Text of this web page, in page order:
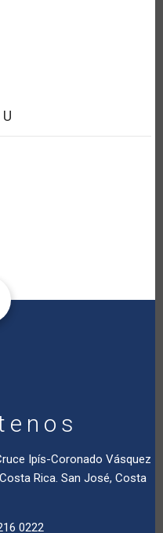
Ipís-Coronado Vásquez
Rica. San José, Costa
0222